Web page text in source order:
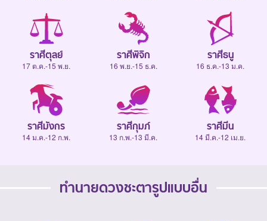
ราศีตุลย์
17 ต.ค.-15 พ.ย.
ราศีพิจิก
16 พ.ย.-15 ธ.ค.
ราศีธนู
16 ธ.ค.-13 ม.ค.
ราศีมังกร
14 ม.ค.-12 ก.พ.
ราศีกุมภ์
13 ก.พ.-13 มี.ค.
ราศีมีน
14 มี.ค.-12 เม.ย.
ทำนายดวงชะตารูปแบบอื่น